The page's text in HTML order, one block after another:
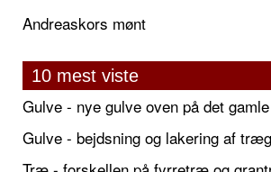
Andreaskors mønt
10 mest viste
Gulve - nye gulve oven på det gamle
Gulve - bejdsning og lakering af